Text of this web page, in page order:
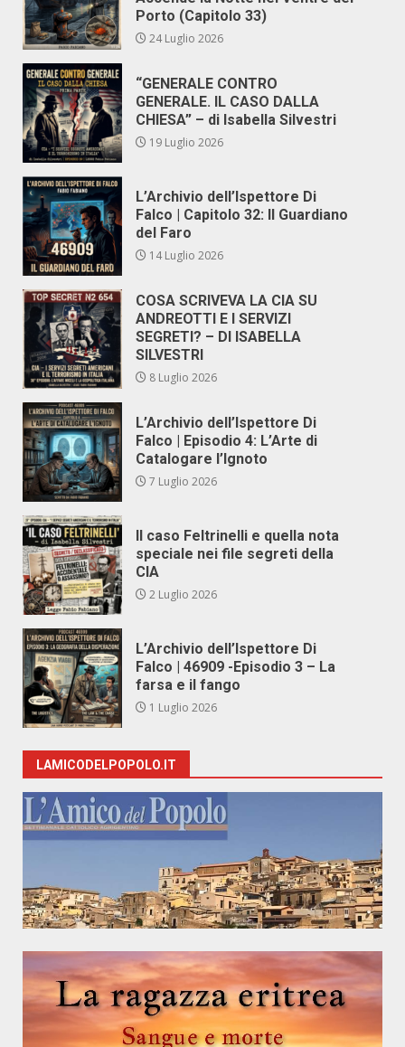
Porto (Capitolo 33)
24 Luglio 2026
“GENERALE CONTRO
GENERALE. IL CASO DALLA
CHIESA” – di Isabella Silvestri
19 Luglio 2026
L’Archivio dell’Ispettore Di
Falco | Capitolo 32: Il Guardiano
del Faro
14 Luglio 2026
COSA SCRIVEVA LA CIA SU
ANDREOTTI E I SERVIZI
SEGRETI? – DI ISABELLA
SILVESTRI
8 Luglio 2026
L’Archivio dell’Ispettore Di
Falco | Episodio 4: L’Arte di
Catalogare l’Ignoto
7 Luglio 2026
Il caso Feltrinelli e quella nota
speciale nei file segreti della
CIA
2 Luglio 2026
L’Archivio dell’Ispettore Di
Falco | 46909 -Episodio 3 – La
farsa e il fango
1 Luglio 2026
LAMICODELPOPOLO.IT